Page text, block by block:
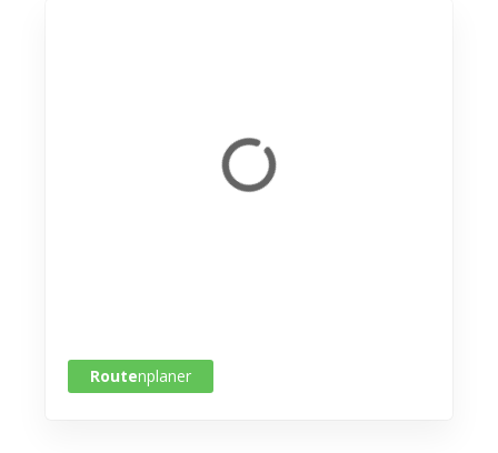
Routenplaner